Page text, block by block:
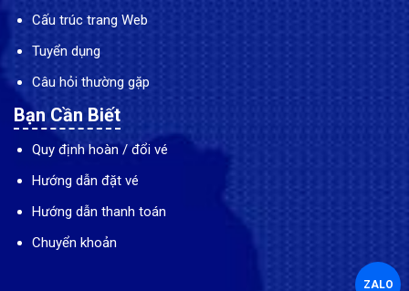
Cấu trúc trang Web
Tuyển dụng
Câu hỏi thường gặp
Bạn Cần Biết
Quy định hoàn / đổi vé
Hướng dẫn đặt vé
Hướng dẫn thanh toán
Chuyển khoản
ZALO